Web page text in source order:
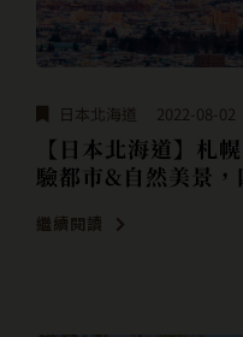
日本北海道 2022-08-02
【日本北海道】札
驗都市&自然美景，
繼續閱讀